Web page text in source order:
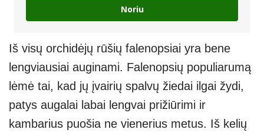
Noriu
Iš visų orchidėjų rūšių falenopsiai yra bene
lengviausiai auginami. Falenopsių populiarumą
lėmė tai, kad jų įvairių spalvų žiedai ilgai žydi,
patys augalai labai lengvai prižiūrimi ir
kambarius puošia ne vienerius metus. Iš kelių